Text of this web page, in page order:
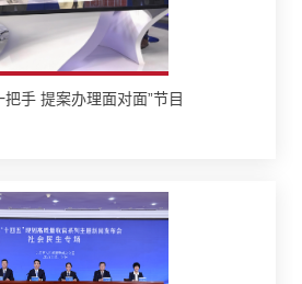
把手 提案办理面对面”节目